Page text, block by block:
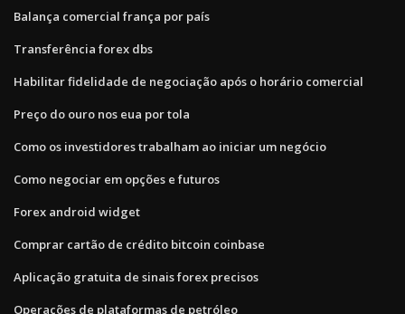
Balança comercial frança por país
Transferência forex dbs
Habilitar fidelidade de negociação após o horário comercial
Preço do ouro nos eua por tola
Como os investidores trabalham ao iniciar um negócio
Como negociar em opções e futuros
Forex android widget
Comprar cartão de crédito bitcoin coinbase
Aplicação gratuita de sinais forex precisos
Operações de plataformas de petróleo